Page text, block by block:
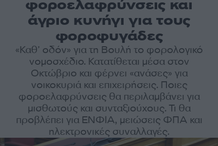
φοροελαφρύνσεις και
άγριο κυνήγι για τους
φοροφυγάδες
«Καθ’ οδόν» για τη Βουλή το φορολογικό
νομοσχέδιο. Κατατίθεται μέσα στον
Οκτώβριο και φέρνει «ανάσες» για
νοικοκυριά και επιχειρήσεις. Ποιες
φοροελαφρύνσεις θα περιλαμβάνει για
μισθωτούς και συνταξιούχους. Τι θα
προβλέπει για ΕΝΦΙΑ, μειώσεις ΦΠΑ και
ηλεκτρονικές συναλλαγές.